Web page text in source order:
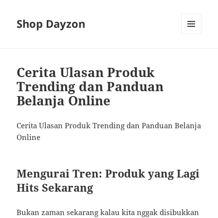
Shop Dayzon
Cerita Ulasan Produk
Trending dan Panduan
Belanja Online
Cerita Ulasan Produk Trending dan Panduan Belanja
Online
Mengurai Tren: Produk yang Lagi
Hits Sekarang
Bukan zaman sekarang kalau kita nggak disibukkan